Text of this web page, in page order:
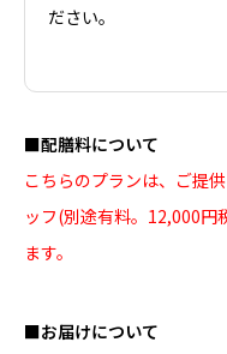
ださい。
■配膳料について
こちらのプランは、ご提
ッフ(別途有料。12,000円
ます。
■お届けについて